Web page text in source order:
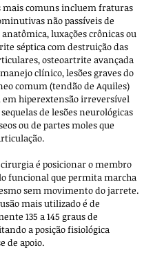
mais comuns incluem fraturas
não passíveis de
luxações crônicas ou
séptica com destruição das
osteoartrite avançada
clínico, lesões graves do
comum (tendão de Aquiles)
em hiperextensão irreversível
de lesões neurológicas
ou de partes moles que
é posicionar o membro
funcional que permita marcha
sem movimento do jarrete.
mais utilizado é de
135 a 145 graus de
a posição fisiológica
de apoio.